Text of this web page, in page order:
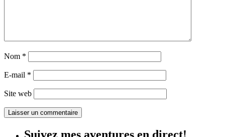
Nom *
E-mail *
Site web